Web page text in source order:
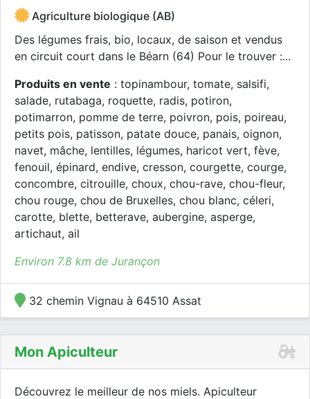
Agriculture biologique (AB)
Des légumes frais, bio, locaux, de saison et vendus
en circuit court dans le Béarn (64) Pour le trouver :...
Produits en vente : topinambour, tomate, salsifi,
salade, rutabaga, roquette, radis, potiron,
potimarron, pomme de terre, poivron, pois, poireau,
petits pois, patisson, patate douce, panais, oignon,
navet, mâche, lentilles, légumes, haricot vert, fève,
fenouil, épinard, endive, cresson, courgette, courge,
concombre, citrouille, choux, chou-rave, chou-fleur,
chou rouge, chou de Bruxelles, chou blanc, céleri,
carotte, blette, betterave, aubergine, asperge,
artichaut, ail
Environ 7.8 km de Jurançon
32 chemin Vignau à 64510 Assat
Mon Apiculteur
Découvrez le meilleur de nos miels. Apiculteur